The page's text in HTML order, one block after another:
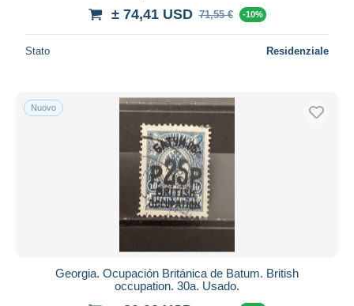
± 74,41 USD 71,55 € -10%
Stato Residenziale
Nuovo
Georgia. Ocupación Británica de Batum. British
occupation. 30a. Usado.